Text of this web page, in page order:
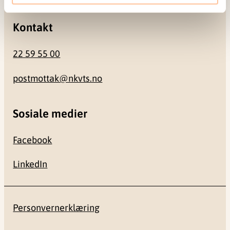
Kontakt
22 59 55 00
postmottak@nkvts.no
Sosiale medier
Facebook
LinkedIn
Personvernerklæring